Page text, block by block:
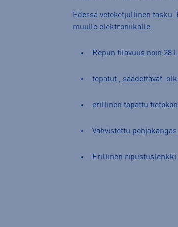
Edessä vetoketjullinen
muulle elektroniikalle.
Repun tilavuus noin 28 l.
topatut , säädettävät
erillinen topattu
Vahvistettu pohjakangas
Erillinen ripustuslenkki